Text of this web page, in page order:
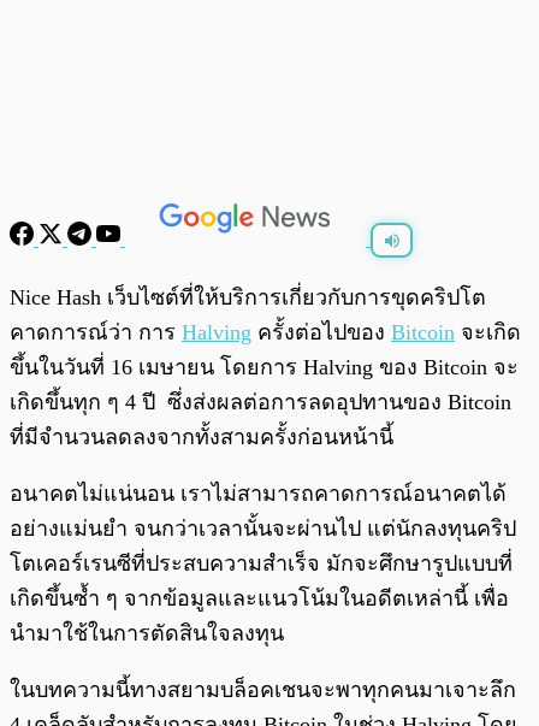
พร้อมเล่น / 0:00
Nice Hash เว็บไซต์ที่ให้บริการเกี่ยวกับการขุดคริปโต
คาดการณ์ว่า การ Halving ครั้งต่อไปของ Bitcoin จะเกิด
ขึ้นในวันที่ 16 เมษายน โดยการ Halving ของ Bitcoin จะ
เกิดขึ้นทุก ๆ 4 ปี ซึ่งส่งผลต่อการลดอุปทานของ Bitcoin
ที่มีจำนวนลดลงจากทั้งสามครั้งก่อนหน้านี้
อนาคตไม่แน่นอน เราไม่สามารถคาดการณ์อนาคตได้
อย่างแม่นยำ จนกว่าเวลานั้นจะผ่านไป แต่นักลงทุนคริป
โตเคอร์เรนซีที่ประสบความสำเร็จ มักจะศึกษารูปแบบที่
เกิดขึ้นซ้ำ ๆ จากข้อมูลและแนวโน้มในอดีตเหล่านี้ เพื่อ
นำมาใช้ในการตัดสินใจลงทุน
ในบทความนี้ทางสยามบล็อคเชนจะพาทุกคนมาเจาะลึก